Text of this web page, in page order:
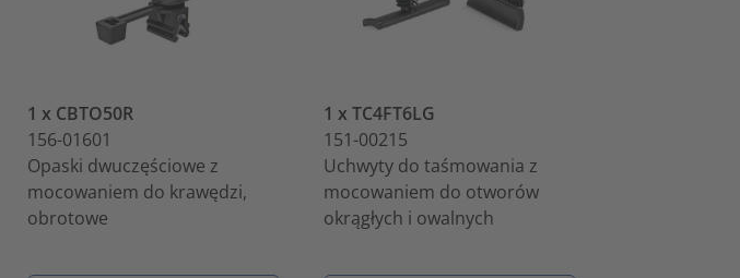
1 x CBTO50R
156-01601
Opaski dwuczęściowe z
mocowaniem do krawędzi,
obrotowe
1 x TC4FT6LG
151-00215
Uchwyty do taśmowania z
mocowaniem do otworów
okrągłych i owalnych